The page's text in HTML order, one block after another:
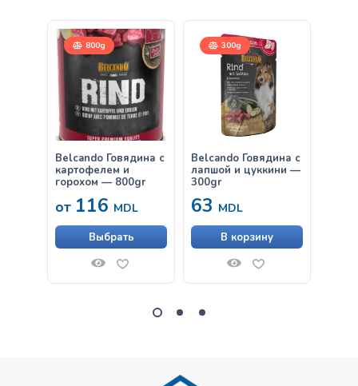
800g
Belcando Говядина с
картофелем и
горохом — 800gr
от 116 MDL
Выбрать
300g
Belcando Говядина с
лапшой и цуккини —
300gr
63 MDL
В корзину